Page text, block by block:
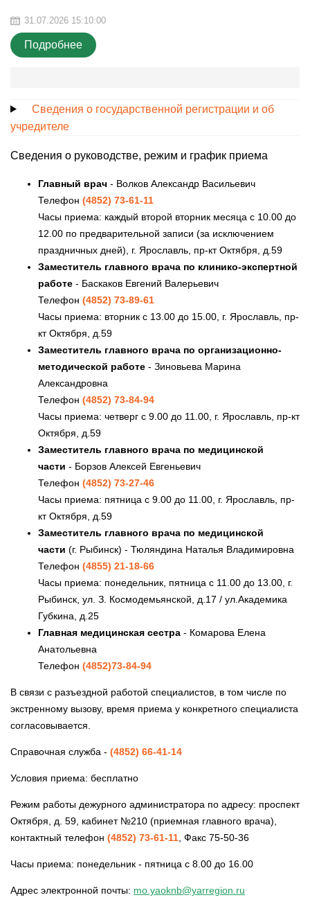
31.07.2026 15:10:00
Подробнее
Сведения о государственной регистрации и об
учредителе
Сведения о руководстве, режим и график приема
Главный врач - Волков Александр Васильевич
Телефон (4852) 73-61-11
Часы приема: каждый второй вторник месяца с 10.00 до
12.00 по предварительной записи (за исключением
праздничных дней), г. Ярославль, пр-кт Октября, д.59
Заместитель главного врача по клинико-экспертной
работе - Баскаков Евгений Валерьевич
Телефон (4852) 73-89-61
Часы приема: вторник с 13.00 до 15.00, г. Ярославль, пр-
кт Октября, д.59
Заместитель главного врача по организационно-
методической работе - Зиновьева Марина
Александровна
Телефон (4852) 73-84-94
Часы приема: четверг с 9.00 до 11.00, г. Ярославль, пр-кт
Октября, д.59
Заместитель главного врача по медицинской
части - Борзов Алексей Евгеньевич
Телефон (4852) 73-27-46
Часы приема: пятница с 9.00 до 11.00, г. Ярославль, пр-
кт Октября, д.59
Заместитель главного врача по медицинской
части (г. Рыбинск) - Тюляндина Наталья Владимировна
Телефон (4855) 21-18-66
Часы приема: понедельник, пятница с 11.00 до 13.00, г.
Рыбинск, ул. З. Космодемьянской, д.17 / ул.Академика
Губкина, д.25
Главная медицинская сестра - Комарова Елена
Анатольевна
Телефон (4852)73-84-94
В связи с разъездной работой специалистов, в том числе по
экстренному вызову, время приема у конкретного специалиста
согласовывается.
Справочная служба - (4852) 66-41-14
Условия приема: бесплатно
Режим работы дежурного администратора по адресу: проспект
Октября, д. 59, кабинет №210 (приемная главного врача),
контактный телефон (4852) 73-61-11 , Факс 75-50-36
Часы приема: понедельник - пятница с 8.00 до 16.00
Адрес электронной почты: mo.yaoknb@yarregion.ru